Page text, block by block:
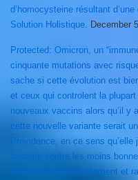
d’homocysteine résultant
Solution Holistique. December
Protected: Omicron, un “immune escape
cinquante mutations avec
sache si cette évolution est
et ceux qui controlent la plupart
nouveaux vaccins alors qu’il y
cette nouvelle variante serait un
Providence, en ce sens
bactérie contre les moins
immuniserait naturellement et